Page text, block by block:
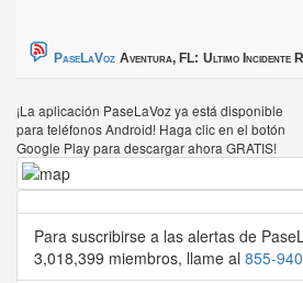
PaseLaVoz Aventura, FL: Ultimo Incidente
¡La aplicación PaseLaVoz ya está disponible
para teléfonos Android! Haga clic en el botón
Google Play para descargar ahora GRATIS!
Para suscribirse a las alertas de
3,018,399 miembros, llame al 855-